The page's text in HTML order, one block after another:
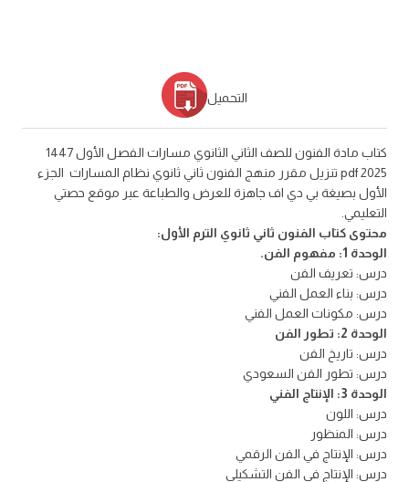
التحميل
كتاب مادة الفنون للصف الثاني الثانوي مسارات الفصل الأول 1447
2025 pdf تنزيل مقرر منهج الفنون ثاني ثانوي نظام المسارات الجزء
الأول بصيغة بي دي اف جاهزة للعرض والطباعة عبر موقع حصتي
التعليمي.
محتوى كتاب الفنون ثاني ثانوي الترم الأول:
الوحدة 1: مفهوم الفن.
درس: تعريف الفن
درس: بناء العمل الفني
درس: مكونات العمل الفني
الوحدة 2: تطور الفن
درس: تاريخ الفن
درس: تطور الفن السعودي
الوحدة 3: الإنتاج الفني
درس: اللون
درس: المنظور
درس: الإنتاج في الفن الرقمي
درس: الإنتاج في الفن التشكيلي